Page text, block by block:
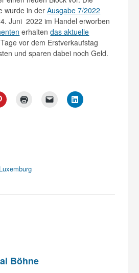
wurde in derAusgabe 7/2022
Juni 2022 im Handel erworben
erhaltendas aktuelle
vor dem Erstverkaufstag
und sparen dabei noch Geld.
Luxemburg
Böhne